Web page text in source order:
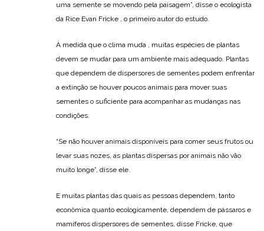
uma semente se movendo pela paisagem”, disse o ecologista
da Rice Evan Fricke , o primeiro autor do estudo.
À medida que o clima muda , muitas espécies de plantas
devem se mudar para um ambiente mais adequado. Plantas
que dependem de dispersores de sementes podem enfrentar
a extinção se houver poucos animais para mover suas
sementes o suficiente para acompanhar as mudanças nas
condições.
“Se não houver animais disponíveis para comer seus frutos ou
levar suas nozes, as plantas dispersas por animais não vão
muito longe”, disse ele.
E muitas plantas das quais as pessoas dependem, tanto
econômica quanto ecologicamente, dependem de pássaros e
mamíferos dispersores de sementes, disse Fricke, que